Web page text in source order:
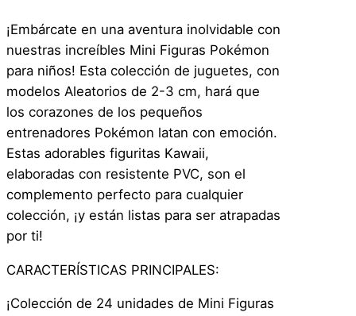
F
i
u
r
d
e
m
n
¡Embárcate en una aventura inolvidable con
nuestras increíbles Mini Figuras Pokémon
para niños! Esta colección de juguetes, con
modelos Aleatorios de 2-3 cm, hará que
los corazones de los pequeños
entrenadores Pokémon latan con emoción.
Estas adorables figuritas Kawaii,
elaboradas con resistente PVC, son el
complemento perfecto para cualquier
colección, ¡y están listas para ser atrapadas
por ti!
CARACTERÍSTICAS PRINCIPALES:
¡Colección de 24 unidades de Mini Figuras